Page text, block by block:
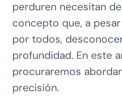
perduren necesitan
concepto que, a
por todos,
profundidad. En este
procuraremos
precisión.